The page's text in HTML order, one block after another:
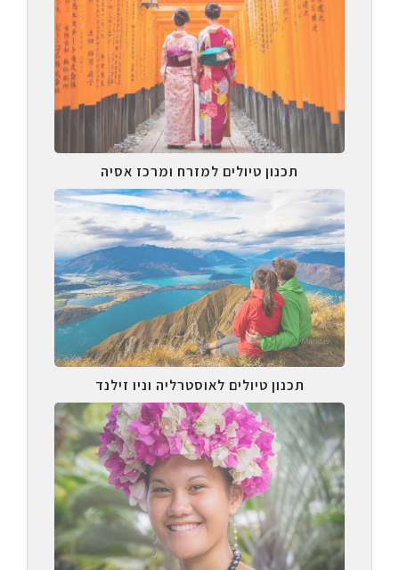
תכנון טיולים למזרח ומרכז אסיה
תכנון טיולים לאוסטרליה וניו זילנד